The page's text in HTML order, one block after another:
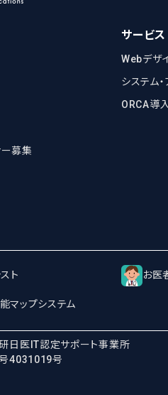
ー募集
サービス
Webデザ
システム
ORCA導
ト お医
マップシステム
日医IT認定サポート事業所
4031019号